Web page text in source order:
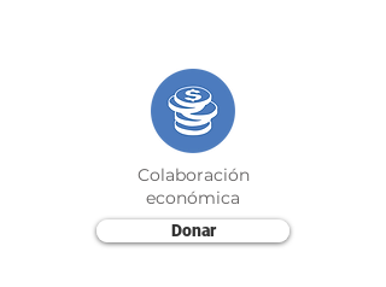
Colaboración
económica
Donar